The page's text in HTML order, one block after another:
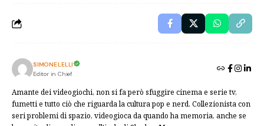
SIMONE LELLI
Editor in Chief
Amante dei videogiochi, non si fa però sfuggire cinema e serie tv,
fumetti e tutto ciò che riguarda la cultura pop e nerd. Collezionista con
seri problemi di spazio, videogioca da quando ha memoria, anche se